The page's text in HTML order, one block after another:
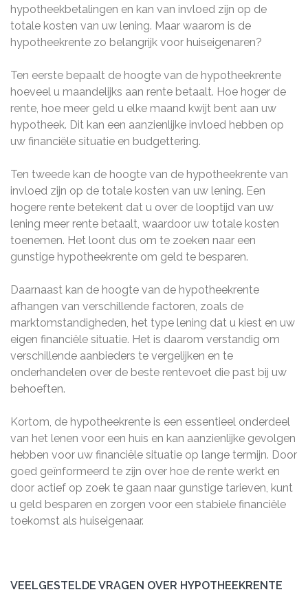
hypotheekbetalingen en kan van invloed zijn op de
totale kosten van uw lening. Maar waarom is de
hypotheekrente zo belangrijk voor huiseigenaren?
Ten eerste bepaalt de hoogte van de hypotheekrente
hoeveel u maandelijks aan rente betaalt. Hoe hoger de
rente, hoe meer geld u elke maand kwijt bent aan uw
hypotheek. Dit kan een aanzienlijke invloed hebben op
uw financiële situatie en budgettering.
Ten tweede kan de hoogte van de hypotheekrente van
invloed zijn op de totale kosten van uw lening. Een
hogere rente betekent dat u over de looptijd van uw
lening meer rente betaalt, waardoor uw totale kosten
toenemen. Het loont dus om te zoeken naar een
gunstige hypotheekrente om geld te besparen.
Daarnaast kan de hoogte van de hypotheekrente
afhangen van verschillende factoren, zoals de
marktomstandigheden, het type lening dat u kiest en uw
eigen financiële situatie. Het is daarom verstandig om
verschillende aanbieders te vergelijken en te
onderhandelen over de beste rentevoet die past bij uw
behoeften.
Kortom, de hypotheekrente is een essentieel onderdeel
van het lenen voor een huis en kan aanzienlijke gevolgen
hebben voor uw financiële situatie op lange termijn. Door
goed geïnformeerd te zijn over hoe de rente werkt en
door actief op zoek te gaan naar gunstige tarieven, kunt
u geld besparen en zorgen voor een stabiele financiële
toekomst als huiseigenaar.
VEELGESTELDE VRAGEN OVER HYPOTHEEKRENTE